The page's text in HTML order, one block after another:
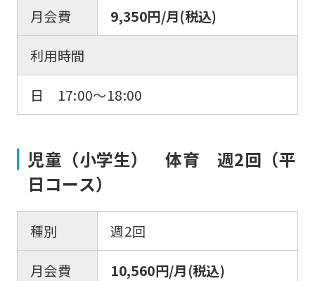
月会費
9,350円/月(税込)
利用時間
日 17:00〜18:00
児童（小学生） 体育 週2回（平
日コース）
種別
週2回
月会費
10,560円/月(税込)